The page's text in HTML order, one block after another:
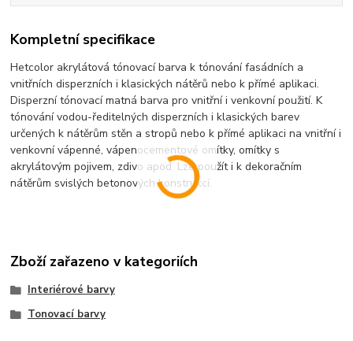
Kompletní specifikace
Hetcolor akrylátová tónovací barva k tónování fasádních a
vnitřních disperzních i klasických nátěrů nebo k přímé aplikaci.
Disperzní tónovací matná barva pro vnitřní i venkovní použití. K
tónování vodou-ředitelných disperzních i klasických barev
určených k nátěrům stěn a stropů nebo k přímé aplikaci na vnitřní i
venkovní vápenné, vápenocementové omítky, omítky s
akrylátovým pojivem, zdivo apod. Lze použít i k dekoračním
nátěrům svislých betonových konstrukcí.
Zboží zařazeno v kategoriích
Interiérové barvy
Tonovací barvy